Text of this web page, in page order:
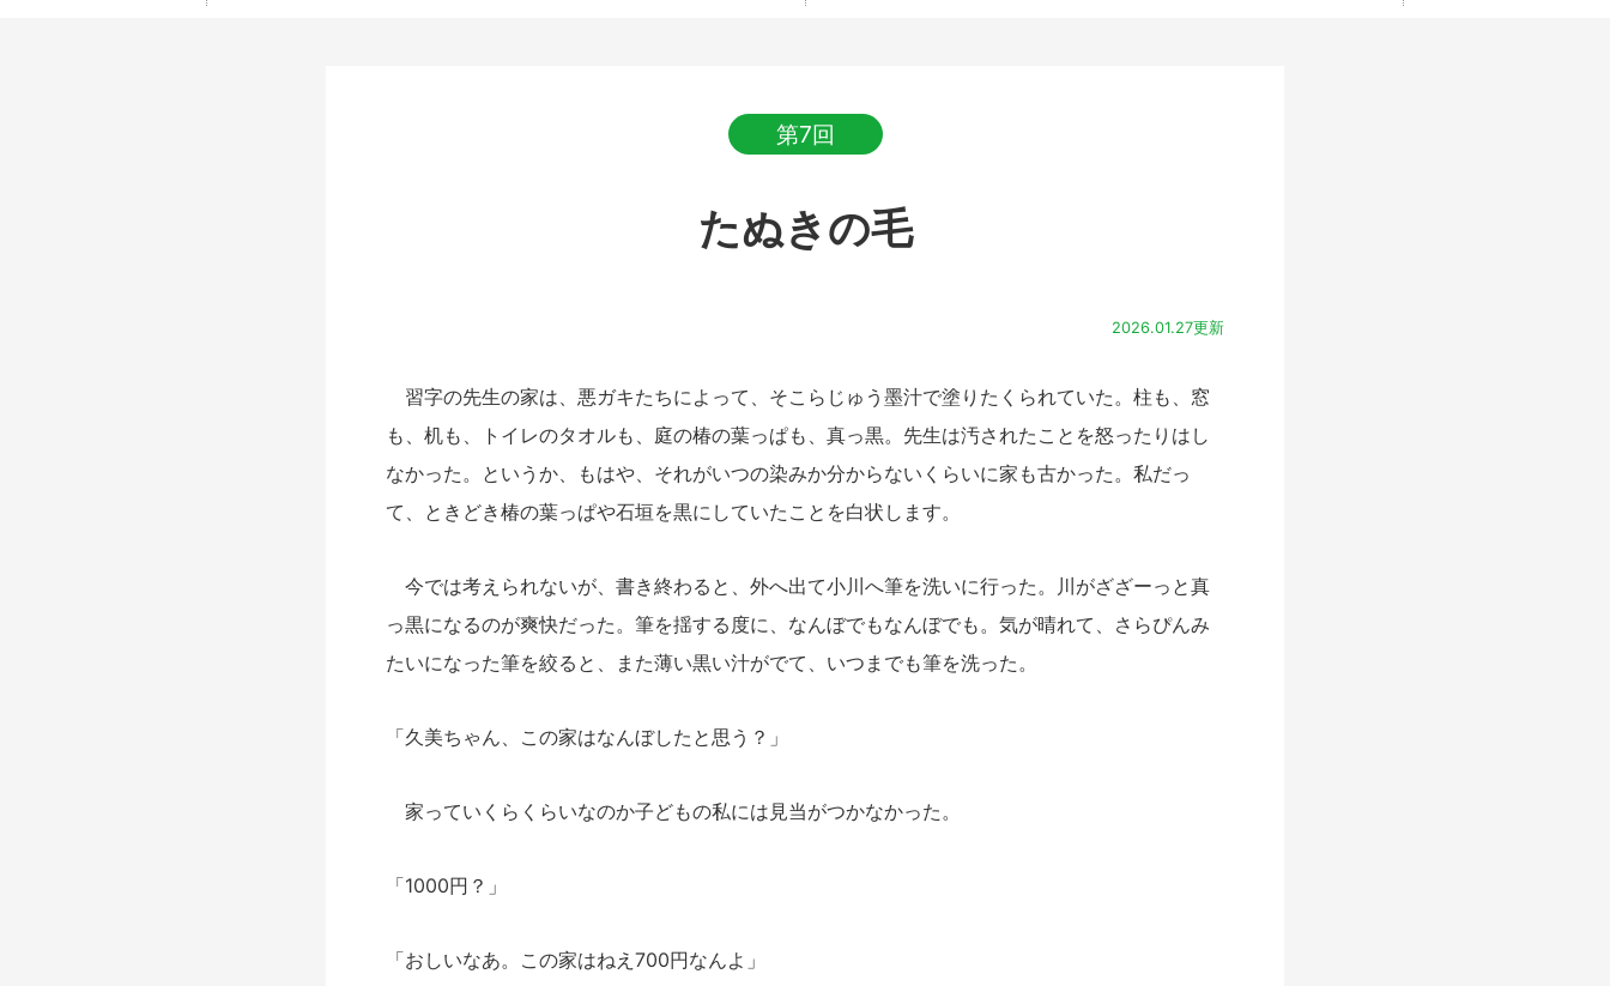
第7回
たぬきの毛
2026.01.27更新
習字の先生の家は、悪ガキたちによって、そこらじゅう墨汁で塗りたくられていた。柱も、窓
も、机も、トイレのタオルも、庭の椿の葉っぱも、真っ黒。先生は汚されたことを怒ったりはし
なかった。というか、もはや、それがいつの染みか分からないくらいに家も古かった。私だっ
て、ときどき椿の葉っぱや石垣を黒にしていたことを白状します。
今では考えられないが、書き終わると、外へ出て小川へ筆を洗いに行った。川がざざーっと真
っ黒になるのが爽快だった。筆を揺する度に、なんぼでもなんぼでも。気が晴れて、さらぴんみ
たいになった筆を絞ると、また薄い黒い汁がでて、いつまでも筆を洗った。
「久美ちゃん、この家はなんぼしたと思う？」
家っていくらくらいなのか子どもの私には見当がつかなかった。
「1000円？」
「おしいなあ。この家はねえ700円なんよ」